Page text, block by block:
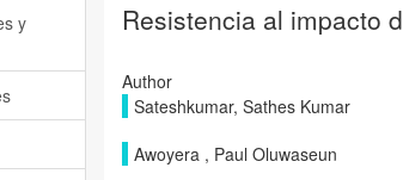
Resistencia al impacto
Author
Sateshkumar, Sathes Kumar
Awoyera , Paul Oluwaseun
y